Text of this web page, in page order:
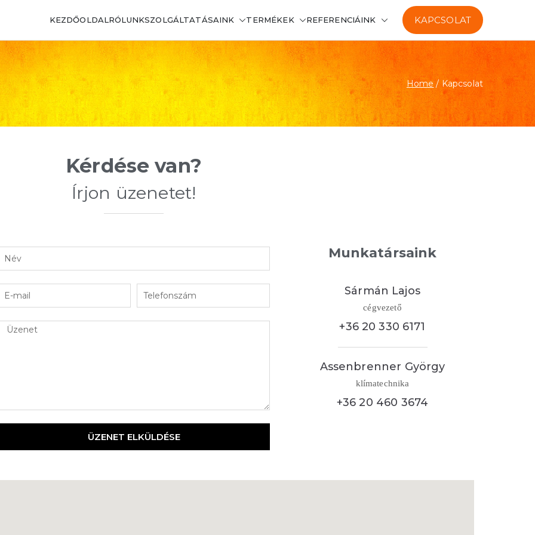
Kft.
KEZDŐOLDALRÓLUNKSZOLGÁLTATÁSAINK TERMÉKEK REFERENCIÁINK KAPCSOLAT
Home Kapcsolat
Kérdése van?
Írjon üzenetet!
ÜZENET ELKÜLDÉSE
Munkatársaink
Sármán Lajos
cégvezető
+36 20 330 6171
Assenbrenner György
klímatechnika
+36 20 460 3674